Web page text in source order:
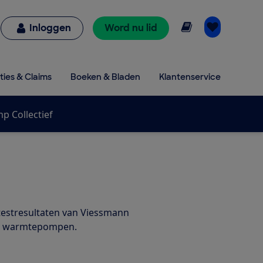
Inloggen Word nu lid Online lezen
& Claims Boeken & Bladen Klantenservice
Collectief
van Viessmann